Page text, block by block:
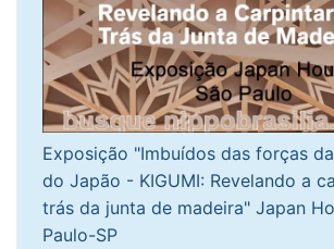
Exposição "Imbuídos das forças
do Japão - KIGUMI: Revelando a
trás da junta de madeira" Japan
Paulo-SP